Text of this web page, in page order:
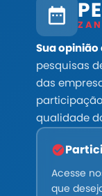
ZAN
Sua
pesquisas
das
qualidade
Acesse
que